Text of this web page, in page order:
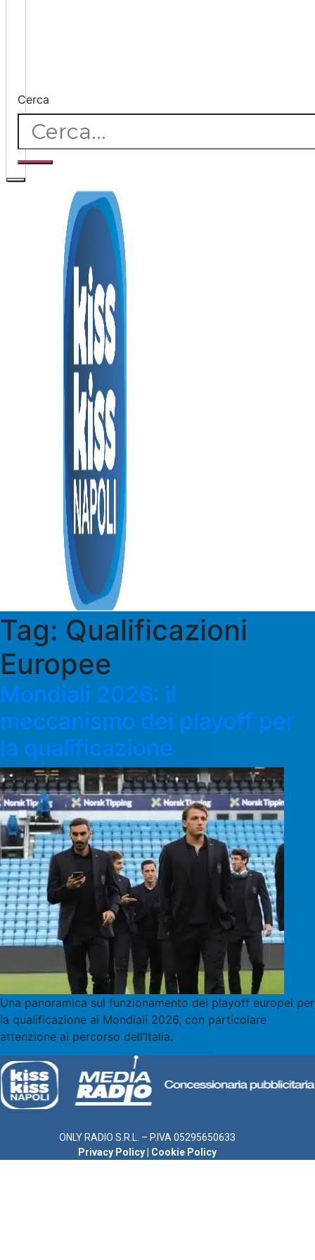
Cerca
Tag: Qualificazioni
Europee
Mondiali 2026: il
meccanismo dei playoff per
la qualificazione
Una panoramica sul funzionamento dei playoff europei per
la qualificazione ai Mondiali 2026, con particolare
attenzione al percorso dell’Italia.
ONLY RADIO S.R.L. – P.IVA 05295650633
Privacy Policy
Cookie Policy